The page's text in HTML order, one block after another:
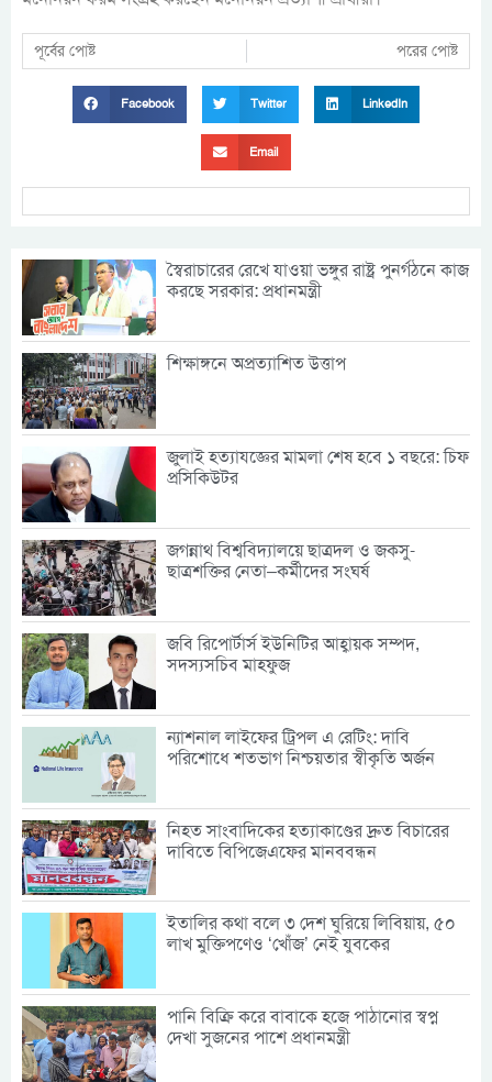
পূর্বের পোষ্ট পরের পোষ্ট
Facebook Twitter LinkedIn
Email
স্বৈরাচারের রেখে যাওয়া ভঙ্গুর রাষ্ট্র পুনর্গঠনে কাজ
করছে সরকার: প্রধানমন্ত্রী
শিক্ষাঙ্গনে অপ্রত্যাশিত উত্তাপ
জুলাই হত্যাযজ্ঞের মামলা শেষ হবে ১ বছরে: চিফ
প্রসিকিউটর
জগন্নাথ বিশ্ববিদ্যালয়ে ছাত্রদল ও জকসু-
ছাত্রশক্তির নেতা–কর্মীদের সংঘর্ষ
জবি রিপোর্টার্স ইউনিটির আহ্বায়ক সম্পদ,
সদস্যসচিব মাহফুজ
ন্যাশনাল লাইফের ট্রিপল এ রেটিং: দাবি
পরিশোধে শতভাগ নিশ্চয়তার স্বীকৃতি অর্জন
নিহত সাংবাদিকের হত্যাকাণ্ডের দ্রুত বিচারের
দাবিতে বিপিজেএফের মানববন্ধন
ইতালির কথা বলে ৩ দেশ ঘুরিয়ে লিবিয়ায়, ৫০
লাখ মুক্তিপণেও ‘খোঁজ’ নেই যুবকের
পানি বিক্রি করে বাবাকে হজে পাঠানোর স্বপ্ন
দেখা সুজনের পাশে প্রধানমন্ত্রী